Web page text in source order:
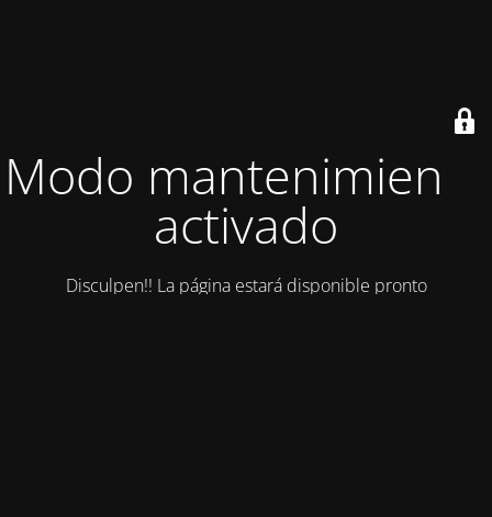
Modo mantenimiento
activado
Disculpen!! La página estará disponible pronto